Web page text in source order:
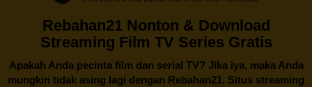
Rebahan21 Nonton & Download
Streaming Film TV Series Gratis
Apakah Anda pecinta film dan serial TV? Jika iya, maka Anda
mungkin tidak asing lagi dengan Rebahan21. Situs streaming